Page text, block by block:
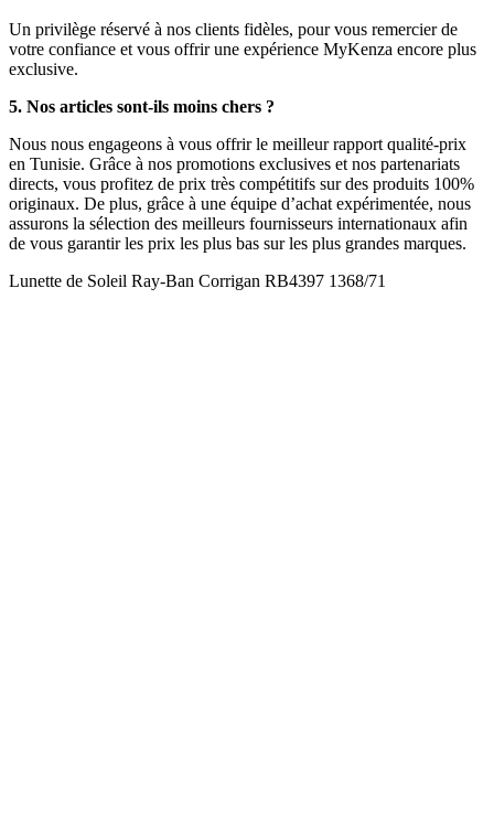
Un privilège réservé à nos clients fidèles, pour vous remercier de
votre confiance et vous offrir une expérience MyKenza encore plus
exclusive.
5. Nos articles sont-ils moins chers ?
Nous nous engageons à vous offrir le meilleur rapport qualité-prix
en Tunisie. Grâce à nos promotions exclusives et nos partenariats
directs, vous profitez de prix très compétitifs sur des produits 100%
originaux. De plus, grâce à une équipe d’achat expérimentée, nous
assurons la sélection des meilleurs fournisseurs internationaux afin
de vous garantir les prix les plus bas sur les plus grandes marques.
Lunette de Soleil Ray-Ban Corrigan RB4397 1368/71